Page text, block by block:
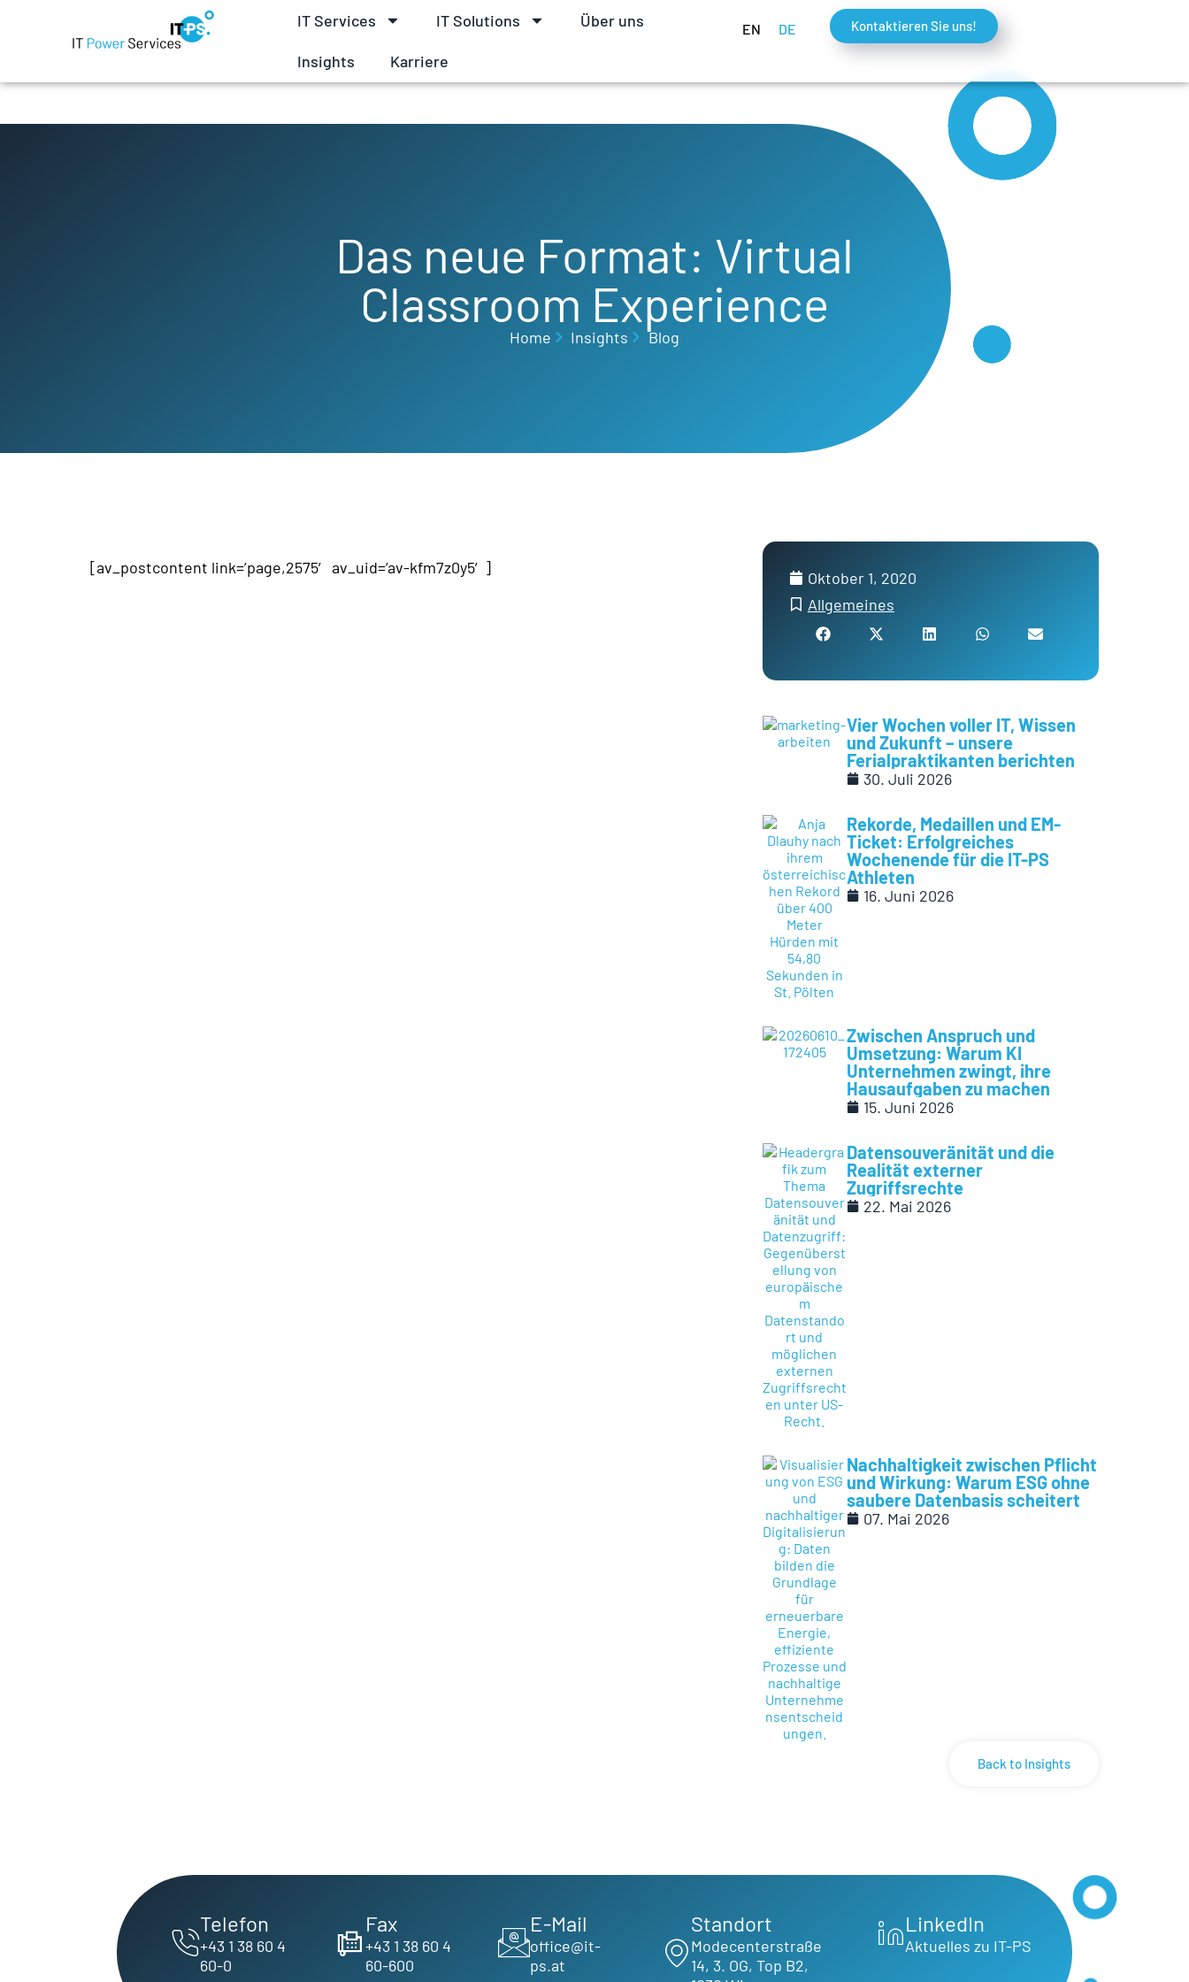
IT Services IT Solutions Über uns
Insights Karriere
EN DE Kontaktieren Sie uns!
Das neue Format: Virtual
Classroom Experience
Home Insights Blog
[av_postcontent link=’page,2575′ av_uid=’av-kfm7z0y5′]
Oktober 1, 2020
Allgemeines
Vier Wochen voller IT, Wissen
und Zukunft – unsere
Ferialpraktikanten berichten
30. Juli 2026
Rekorde, Medaillen und EM-
Ticket: Erfolgreiches
Wochenende für die IT-PS
Athleten
16. Juni 2026
Zwischen Anspruch und
Umsetzung: Warum KI
Unternehmen zwingt, ihre
Hausaufgaben zu machen
15. Juni 2026
Datensouveränität und die
Realität externer
Zugriffsrechte
22. Mai 2026
Nachhaltigkeit zwischen Pflicht
und Wirkung: Warum ESG ohne
saubere Datenbasis scheitert
07. Mai 2026
Back to Insights
Telefon
+43 1 38 60 4
60-0
Fax
+43 1 38 60 4
60-600
E-Mail
office@it-
ps.at
Standort
Modecenterstraße
14, 3. OG, Top B2,
LinkedIn
Aktuelles zu IT-PS